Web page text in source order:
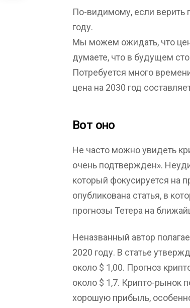
По-видимому, если верить
году.
Мы можем ожидать, что
думаете, что в будущем
Потребуется много
цена на 2030 год
Вот оно
Не часто можно увидеть
очень подтвержден».
который фокусируется на
опубликована статья, в
прогнозы Тетера на
Неназванный автор
2020 году. В статье
около $ 1,00. Прогноз
около $ 1,7. Крипто-рынок
хорошую прибыль,